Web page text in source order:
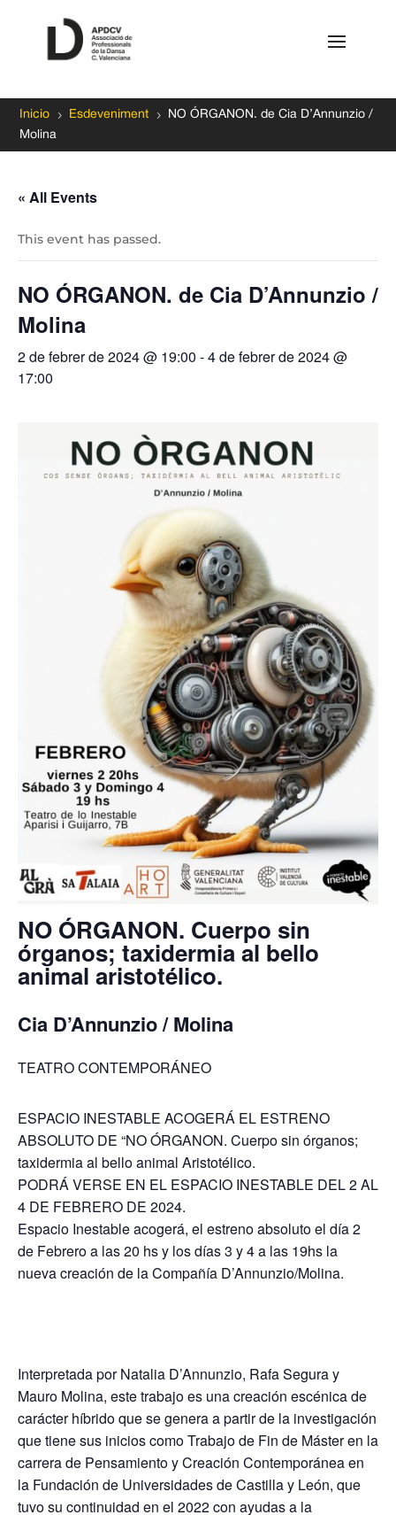
Inicio 5 Esdeveniment 5
NO ÓRGANON. de Cia D’Annunzio /
Molina
« All Events
This event has passed.
NO ÓRGANON. de Cia D’Annunzio /
Molina
2 de febrer de 2024 @ 19:00 -4 de febrer de 2024 @
17:00
NO ÓRGANON. Cuerpo sin
órganos; taxidermia al bello
animal aristotélico.
Cia D’Annunzio / Molina
TEATRO CONTEMPORÁNEO
ESPACIO INESTABLE ACOGERÁ EL ESTRENO
ABSOLUTO DE “NO ÓRGANON. Cuerpo sin órganos;
taxidermia al bello animal Aristotélico.
PODRÁ VERSE EN EL ESPACIO INESTABLE DEL 2 AL
4 DE FEBRERO DE 2024.
Espacio Inestable acogerá, el estreno absoluto el día 2
de Febrero a las 20 hs y los días 3 y 4 a las 19hs la
nueva creación de la Compañía D’Annunzio/Molina.
Interpretada por Natalia D’Annunzio, Rafa Segura y
Mauro Molina, este trabajo es una creación escénica de
carácter híbrido que se genera a partir de la investigación
que tiene sus inicios como Trabajo de Fin de Máster en la
carrera de Pensamiento y Creación Contemporánea en
la Fundación de Universidades de Castilla y León, que
tuvo su continuidad en el 2022 con ayudas a la